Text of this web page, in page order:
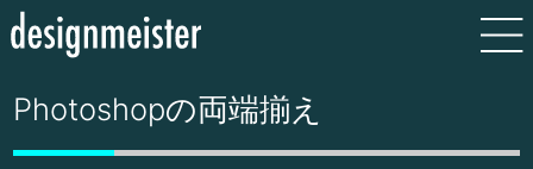
Photoshopの両端揃え